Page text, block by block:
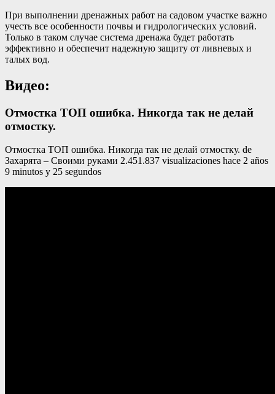
При выполнении дренажных работ на садовом участке важно
учесть все особенности почвы и гидрологических условий.
Только в таком случае система дренажа будет работать
эффективно и обеспечит надежную защиту от ливневых и
талых вод.
Видео:
Отмостка ТОП ошибка. Никогда так не делай
отмостку.
Отмостка ТОП ошибка. Никогда так не делай отмостку. de
Захарята – Своими руками 2.451.837 visualizaciones hace 2 años
9 minutos y 25 segundos